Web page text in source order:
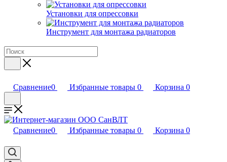
Установки для опрессовки
Инструмент для монтажа радиаторов
Сравнение0 Избранные товары 0 Корзина 0
Сравнение0 Избранные товары 0 Корзина 0